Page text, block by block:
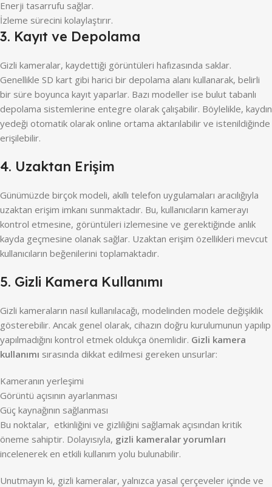
Enerji tasarrufu sağlar.
İzleme sürecini kolaylaştırır.
3. Kayıt ve Depolama
Gizli kameralar, kaydettiği görüntüleri hafızasında saklar.
Genellikle SD kart gibi harici bir depolama alanı kullanarak, belirli
bir süre boyunca kayıt yaparlar. Bazı modeller ise bulut tabanlı
depolama sistemlerine entegre olarak çalışabilir. Böylelikle, kaydın
yedeği otomatik olarak online ortama aktarılabilir ve istenildiğinde
erişilebilir.
4. Uzaktan Erişim
Günümüzde birçok modeli, akıllı telefon uygulamaları aracılığıyla
uzaktan erişim imkanı sunmaktadır. Bu, kullanıcıların kamerayı
kontrol etmesine, görüntüleri izlemesine ve gerektiğinde anlık
kayda geçmesine olanak sağlar. Uzaktan erişim özellikleri mevcut
kullanıcıların beğenilerini toplamaktadır.
5. Gizli Kamera Kullanımı
Gizli kameraların nasıl kullanılacağı, modelinden modele değişiklik
gösterebilir. Ancak genel olarak, cihazın doğru kurulumunun yapılıp
yapılmadığını kontrol etmek oldukça önemlidir. Gizli kamera
kullanımı sırasında dikkat edilmesi gereken unsurlar:
Kameranın yerleşimi
Görüntü açısının ayarlanması
Güç kaynağının sağlanması
Bu noktalar, etkinliğini ve gizliliğini sağlamak açısından kritik
öneme sahiptir. Dolayısıyla, gizli kameralar yorumları
incelenerek en etkili kullanım yolu bulunabilir.
Unutmayın ki, gizli kameralar, yalnızca yasal çerçeveler içinde ve